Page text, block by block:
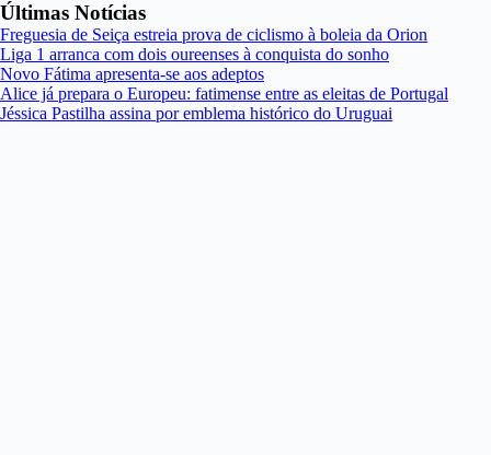
Últimas Notícias
Freguesia de Seiça estreia prova de ciclismo à boleia da Orion
Liga 1 arranca com dois oureenses à conquista do sonho
Novo Fátima apresenta-se aos adeptos
Alice já prepara o Europeu: fatimense entre as eleitas de Portugal
Jéssica Pastilha assina por emblema histórico do Uruguai